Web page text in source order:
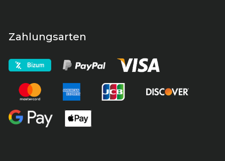
Zahlungsarten